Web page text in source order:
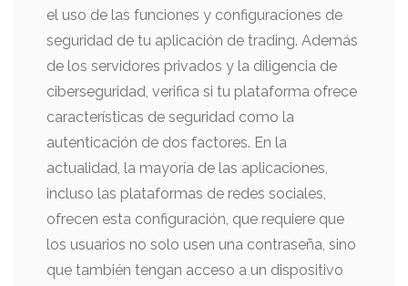
el uso de las funciones y configuraciones de
seguridad de tu aplicación de trading. Además
de los servidores privados y la diligencia de
ciberseguridad, verifica si tu plataforma ofrece
características de seguridad como la
autenticación de dos factores. En la
actualidad, la mayoría de las aplicaciones,
incluso las plataformas de redes sociales,
ofrecen esta configuración, que requiere que
los usuarios no solo usen una contraseña, sino
que también tengan acceso a un dispositivo